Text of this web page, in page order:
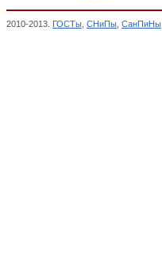
2010-2013. ГОСТы СНиПы СанПиНы